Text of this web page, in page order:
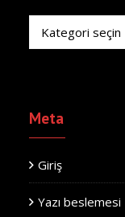
Kategoriler
Meta
Giriş
Yazı beslemesi